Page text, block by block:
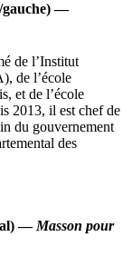
gauche) —
de l’Institut
de l’école
et de l’école
2013, il est chef de
du gouvernement
des
— Masson pour